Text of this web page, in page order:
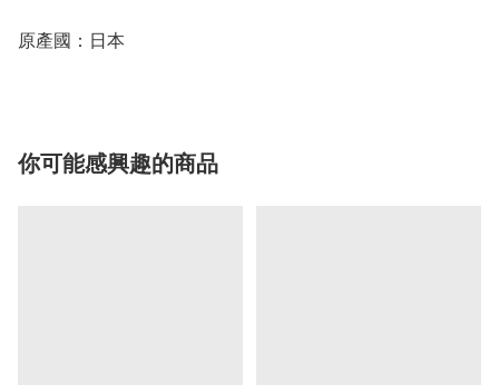
原產國：日本
你可能感興趣的商品